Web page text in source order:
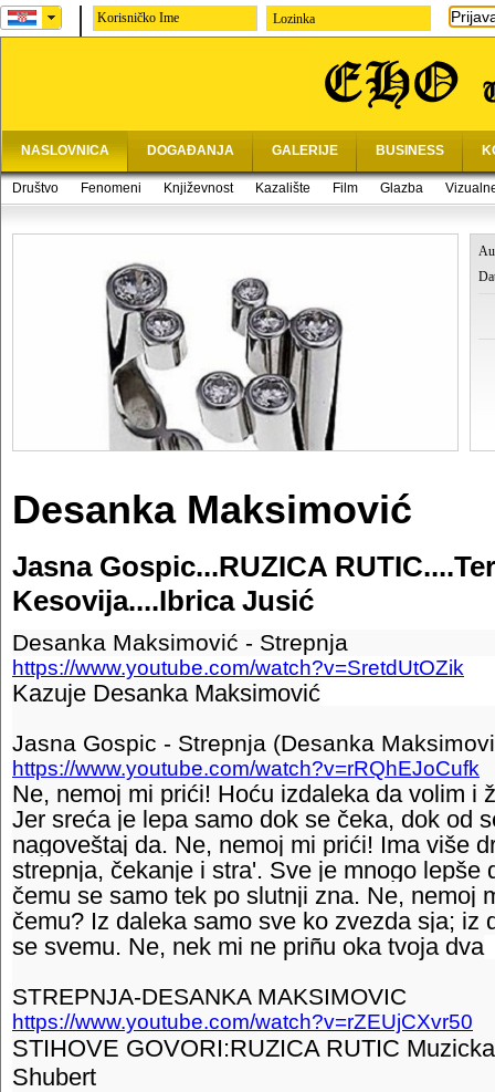
Lozinka
NASLOVNICA DOGAĐANJA GALERIJE BUSINESS
Društvo Fenomeni Književnost Kazalište Film Glazba
Desanka Maksimović
Jasna Gospic...RUZICA
Kesovija....Ibrica Jusić
Desanka Maksimović - Strepnja
https://www.youtube.com/watch?v=SretdUtOZik
Kazuje Desanka Maksimović
Jasna Gospic - Strepnja (Desanka
https://www.youtube.com/watch?v=rRQhEJoCufk
Ne, nemoj mi prići! Hoću izdaleka da volim i
Jer sreća je lepa samo dok se čeka, dok od
nagoveštaj da. Ne, nemoj mi prići! Ima više
strepnja, čekanje i stra'. Sve je mnogo lepše
čemu se samo tek po slutnji zna. Ne, nemoj
čemu? Iz daleka samo sve ko zvezda sja; iz
se svemu. Ne, nek mi ne priñu oka tvoja dva
STREPNJA-DESANKA MAKSIMOVIC
https://www.youtube.com/watch?v=rZEUjCXvr50
STIHOVE GOVORI:RUZICA RUTIC
Shubert